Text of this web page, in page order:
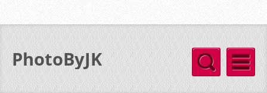
PhotoByJK